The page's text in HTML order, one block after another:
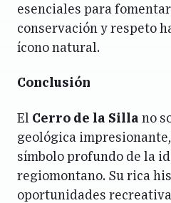
esenciales para
conservación y respeto
ícono natural.
Conclusión
El Cerro de la Silla no
geológica
símbolo profundo de la
regiomontano. Su rica
oportunidades